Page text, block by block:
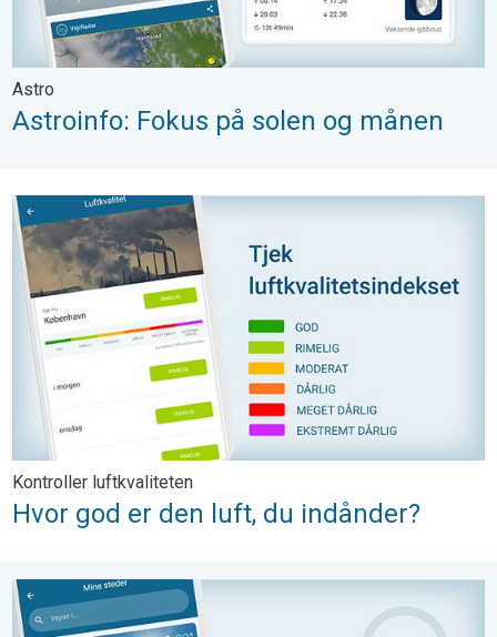
Astro
Astroinfo: Fokus på solen og månen
Hvor god er den luft, du indånder?. Kontroller luftkvaliteten. . .
Kontroller luftkvaliteten
Hvor god er den luft, du indånder?
Vejret i hele verden med "Mine steder". Så nemt søger du. . .